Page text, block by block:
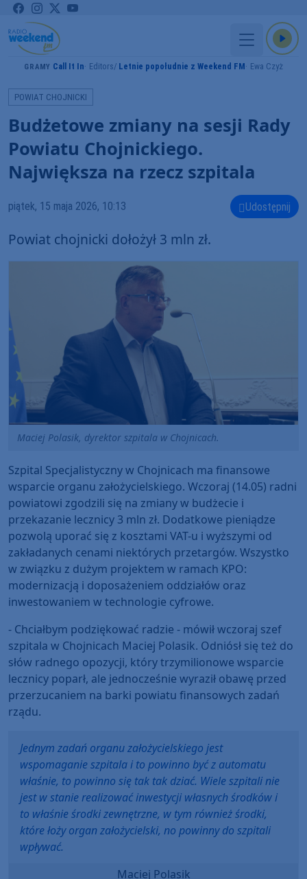
GRAMY Call It In Editors Letnie popołudnie z Weekend FM Ewa Czyż
POWIAT CHOJNICKI
Budżetowe zmiany na sesji Rady
Powiatu Chojnickiego.
Największa na rzecz szpitala
piątek, 15 maja 2026, 10:13 Udostępnij
Powiat chojnicki dołożył 3 mln zł.
Maciej Polasik, dyrektor szpitala w Chojnicach.
Szpital Specjalistyczny w Chojnicach ma finansowe
wsparcie organu założycielskiego. Wczoraj (14.05) radni
powiatowi zgodzili się na zmiany w budżecie i
przekazanie lecznicy 3 mln zł. Dodatkowe pieniądze
pozwolą uporać się z kosztami VAT-u i wyższymi od
zakładanych cenami niektórych przetargów. Wszystko
w związku z dużym projektem w ramach KPO:
modernizacją i doposażeniem oddziałów oraz
inwestowaniem w technologie cyfrowe.
- Chciałbym podziękować radzie - mówił wczoraj szef
szpitala w Chojnicach Maciej Polasik. Odniósł się też do
słów radnego opozycji, który trzymilionowe wsparcie
lecznicy poparł, ale jednocześnie wyraził obawę przed
przerzucaniem na barki powiatu finansowych zadań
rządu.
Jednym zadań organu założycielskiego jest
wspomaganie szpitala i to powinno być z automatu
właśnie, to powinno się tak tak dziać. Wiele szpitali nie
jest w stanie realizować inwestycji własnych środków i
to właśnie środki zewnętrzne, w tym również środki,
które łoży organ założycielski, no powinny do szpitali
wpływać.
Maciej Polasik